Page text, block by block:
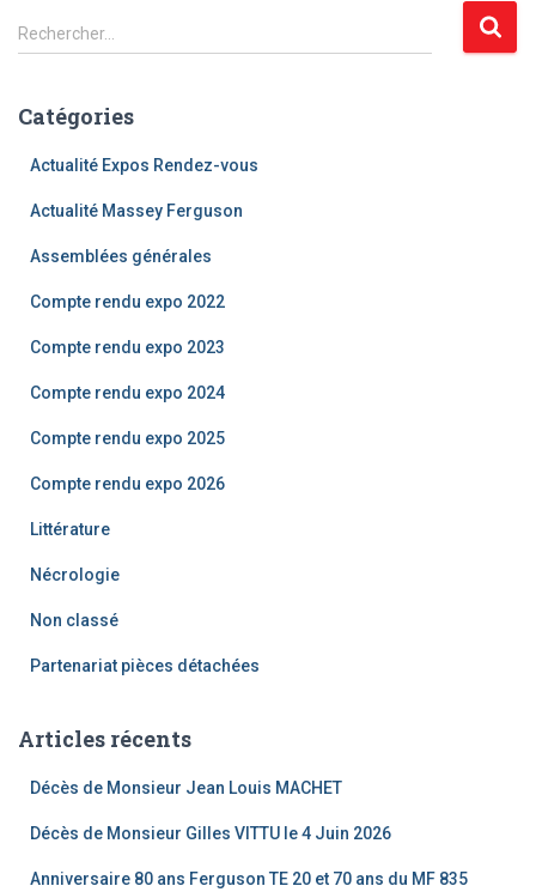
R
e
e
Rechercher…
Catégories
Actualité Expos Rendez-vous
Actualité Massey Ferguson
Assemblées générales
Compte rendu expo 2022
Compte rendu expo 2023
Compte rendu expo 2024
Compte rendu expo 2025
Compte rendu expo 2026
Littérature
Nécrologie
Non classé
Partenariat pièces détachées
Articles récents
Décès de Monsieur Jean Louis MACHET
Décès de Monsieur Gilles VITTU le 4 Juin 2026
Anniversaire 80 ans Ferguson TE 20 et 70 ans du MF 835